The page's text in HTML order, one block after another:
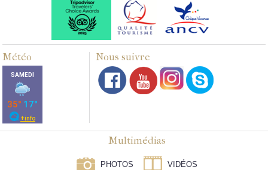
Météo Nous suivre
Multimédias
PHOTOS VIDÉOS